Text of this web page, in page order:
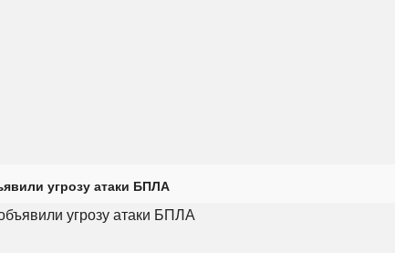
угрозу атаки БПЛА